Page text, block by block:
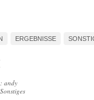
ERGEBNISSE
andy